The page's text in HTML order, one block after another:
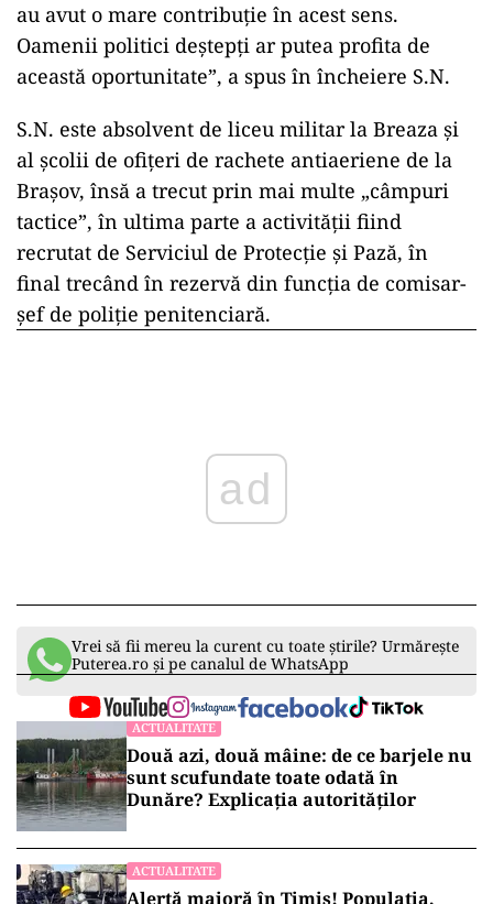
au avut o mare contribuție în acest sens.
Oamenii politici deștepți ar putea profita de
această oportunitate”, a spus în încheiere S.N.
S.N. este absolvent de liceu militar la Breaza și
al școlii de ofițeri de rachete antiaeriene de la
Brașov, însă a trecut prin mai multe „câmpuri
tactice”, în ultima parte a activității fiind
recrutat de Serviciul de Protecție și Pază, în
final trecând în rezervă din funcția de comisar-
șef de poliție penitenciară.
ad
Vrei să fii mereu la curent cu toate știrile? Urmărește
Puterea.ro și pe canalul de WhatsApp
ACTUALITATE
Două azi, două mâine: de ce barjele nu
sunt scufundate toate odată în
Dunăre? Explicația autorităților
ACTUALITATE
Alertă majoră în Timiș! Populația,